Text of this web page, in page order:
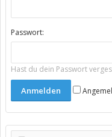
Passwort:
Hast du dein Passwort